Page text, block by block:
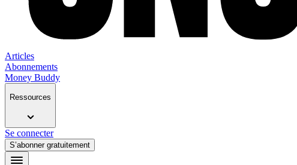
Articles
Abonnements
Money Buddy
Ressources
Se connecter
S’abonner gratuitement